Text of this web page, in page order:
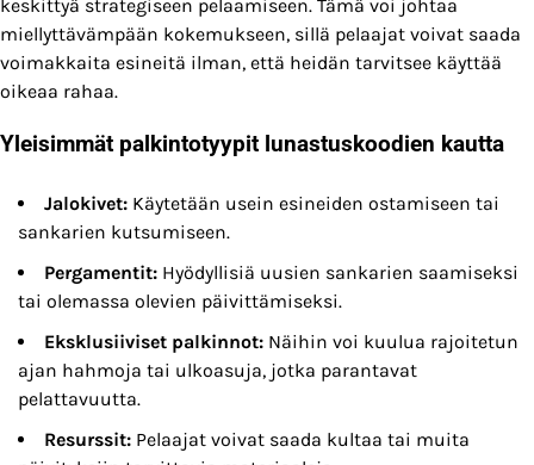
keskittyä strategiseen pelaamiseen. Tämä voi johtaa
miellyttävämpään kokemukseen, sillä pelaajat voivat saada
voimakkaita esineitä ilman, että heidän tarvitsee käyttää
oikeaa rahaa.
Yleisimmät palkintotyypit lunastuskoodien kautta
Jalokivet: Käytetään usein esineiden ostamiseen tai
sankarien kutsumiseen.
Pergamentit: Hyödyllisiä uusien sankarien saamiseksi
tai olemassa olevien päivittämiseksi.
Eksklusiiviset palkinnot: Näihin voi kuulua rajoitetun
ajan hahmoja tai ulkoasuja, jotka parantavat
pelattavuutta.
Resurssit: Pelaajat voivat saada kultaa tai muita